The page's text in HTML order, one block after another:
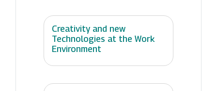
Creativity and new
Technologies at the Work
Environment